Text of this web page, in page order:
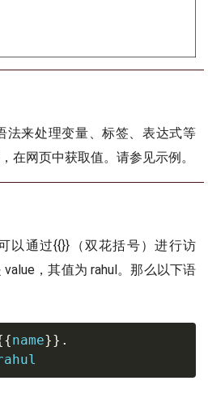
法来处理变量、标签、表达式等
在网页中获取值。请参见示例。
以通过{{}}（双花括号）进行访
，其值为 rahul。那么以下语
{name}} .